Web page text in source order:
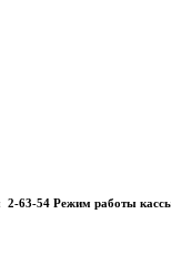
2-63-54 Режим работы